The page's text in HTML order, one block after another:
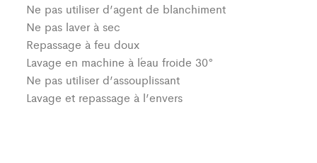
Ne pas utiliser d’agent de blanchiment
Ne pas laver à sec
Repassage à feu doux
Lavage en machine à l´eau froide 30°
Ne pas utiliser d’assouplissant
Lavage et repassage à l’envers